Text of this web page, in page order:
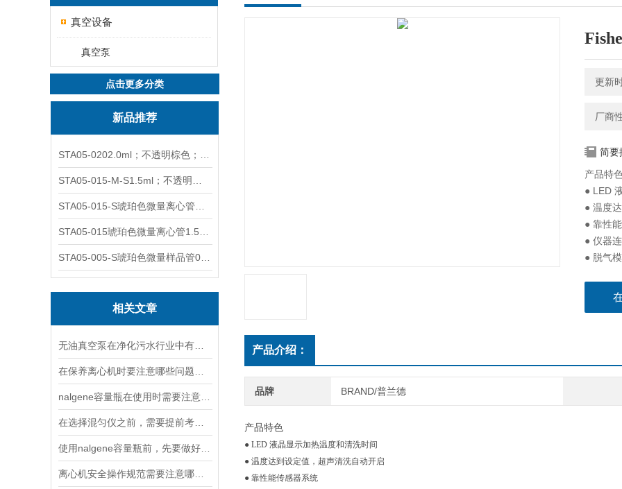
真空设备
真空泵
点击更多分类
新品推荐
相关文章
更新
厂商
简要
产品特
● LED
● 温度
● 靠性
● 仪器
● 脱气
● 标准
产品介绍：
品牌 BRAND/普兰德
产品特色
● LED 液晶显示加热温度和清洗时间
● 温度达到设定值，超声清洗自动开启
● 靠性能传感器系统